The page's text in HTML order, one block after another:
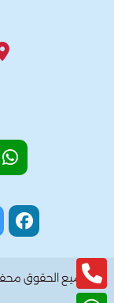
جميع الحقوق